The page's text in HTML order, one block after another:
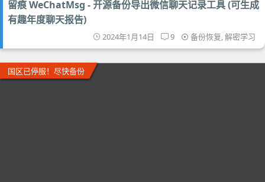
留痕 WeChatMsg - 开源备份导出微信聊天记录工具 (可生成
有趣年度聊天报告)
2024年1月14日 9 备份恢复,解密学习
国区已停服！尽快备份